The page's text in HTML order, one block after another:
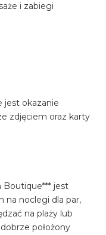
i zabiegi
jest okazanie
zdjęciem oraz karty
jest
na noclegi dla par,
na plaży lub
położony